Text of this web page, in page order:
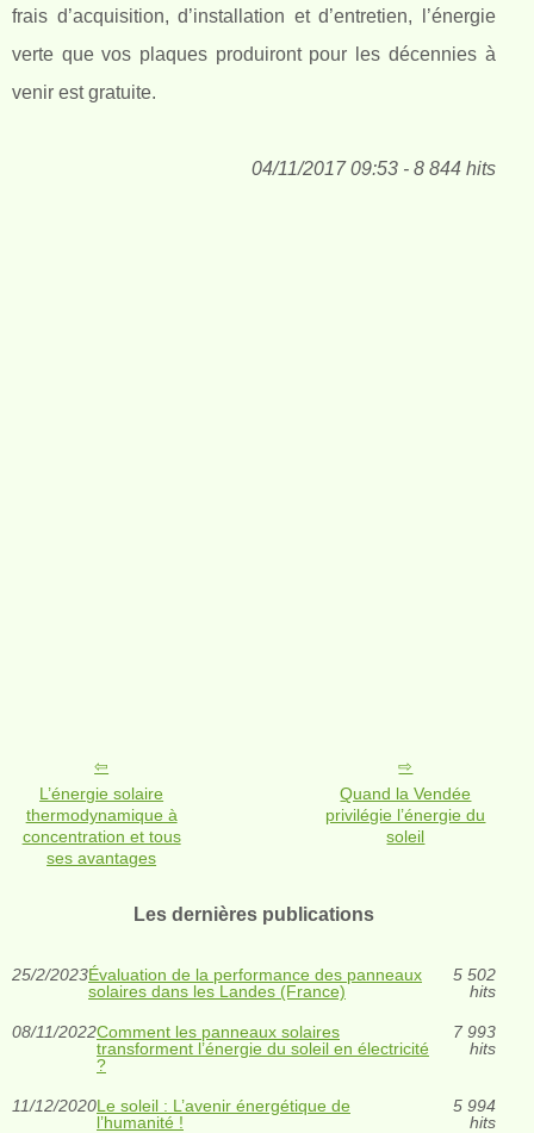
frais d’acquisition, d’installation et d’entretien, l’énergie
verte que vos plaques produiront pour les décennies à
venir est gratuite.
04/11/2017 09:53 - 8 844 hits
L’énergie solaire
thermodynamique à
concentration et tous
ses avantages
Quand la Vendée
privilégie l’énergie du
soleil
Les dernières publications
25/2/2023Évaluation de la performance des panneaux
solaires dans les Landes (France)
5 502
hits
08/11/2022Comment les panneaux solaires
transforment l’énergie du soleil en électricité
?
7 993
hits
11/12/2020Le soleil : L’avenir énergétique de
l’humanité !
5 994
hits